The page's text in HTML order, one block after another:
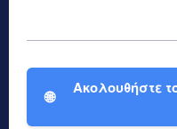
🌐
Ακολουθήστε